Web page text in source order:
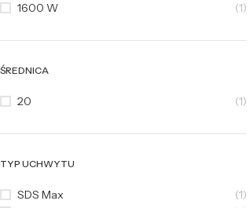
1600 W
(1)
ŚREDNICA
20 (1)
TYP UCHWYTU
SDS Max
(1)